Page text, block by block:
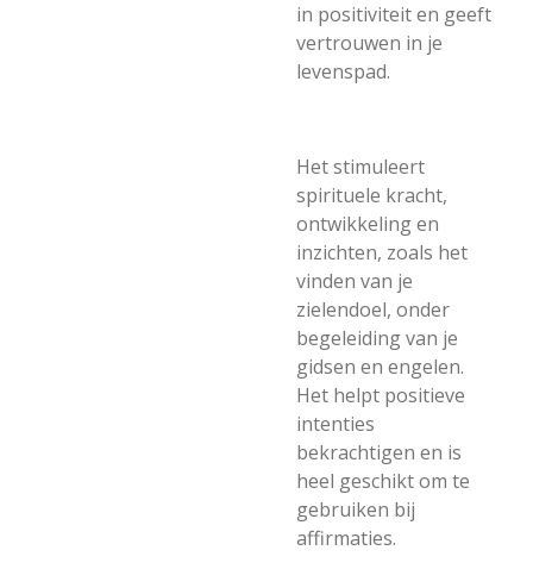
in positiviteit en geeft
vertrouwen in je
levenspad.
Het stimuleert
spirituele kracht,
ontwikkeling en
inzichten, zoals het
vinden van je
zielendoel, onder
begeleiding van je
gidsen en engelen.
Het helpt positieve
intenties
bekrachtigen en is
heel geschikt om te
gebruiken bij
affirmaties.